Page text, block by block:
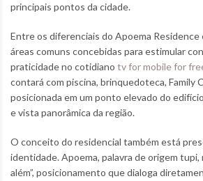
principais pontos da cidade.
Entre os diferenciais do Apoema Residence
áreas comuns concebidas para estimular
praticidade no cotidiano tv for mobile for
contará com piscina, brinquedoteca, Family
posicionada em um ponto elevado do
e vista panorâmica da região.
O conceito do residencial também está
identidade. Apoema, palavra de origem tupi,
além”, posicionamento que dialoga